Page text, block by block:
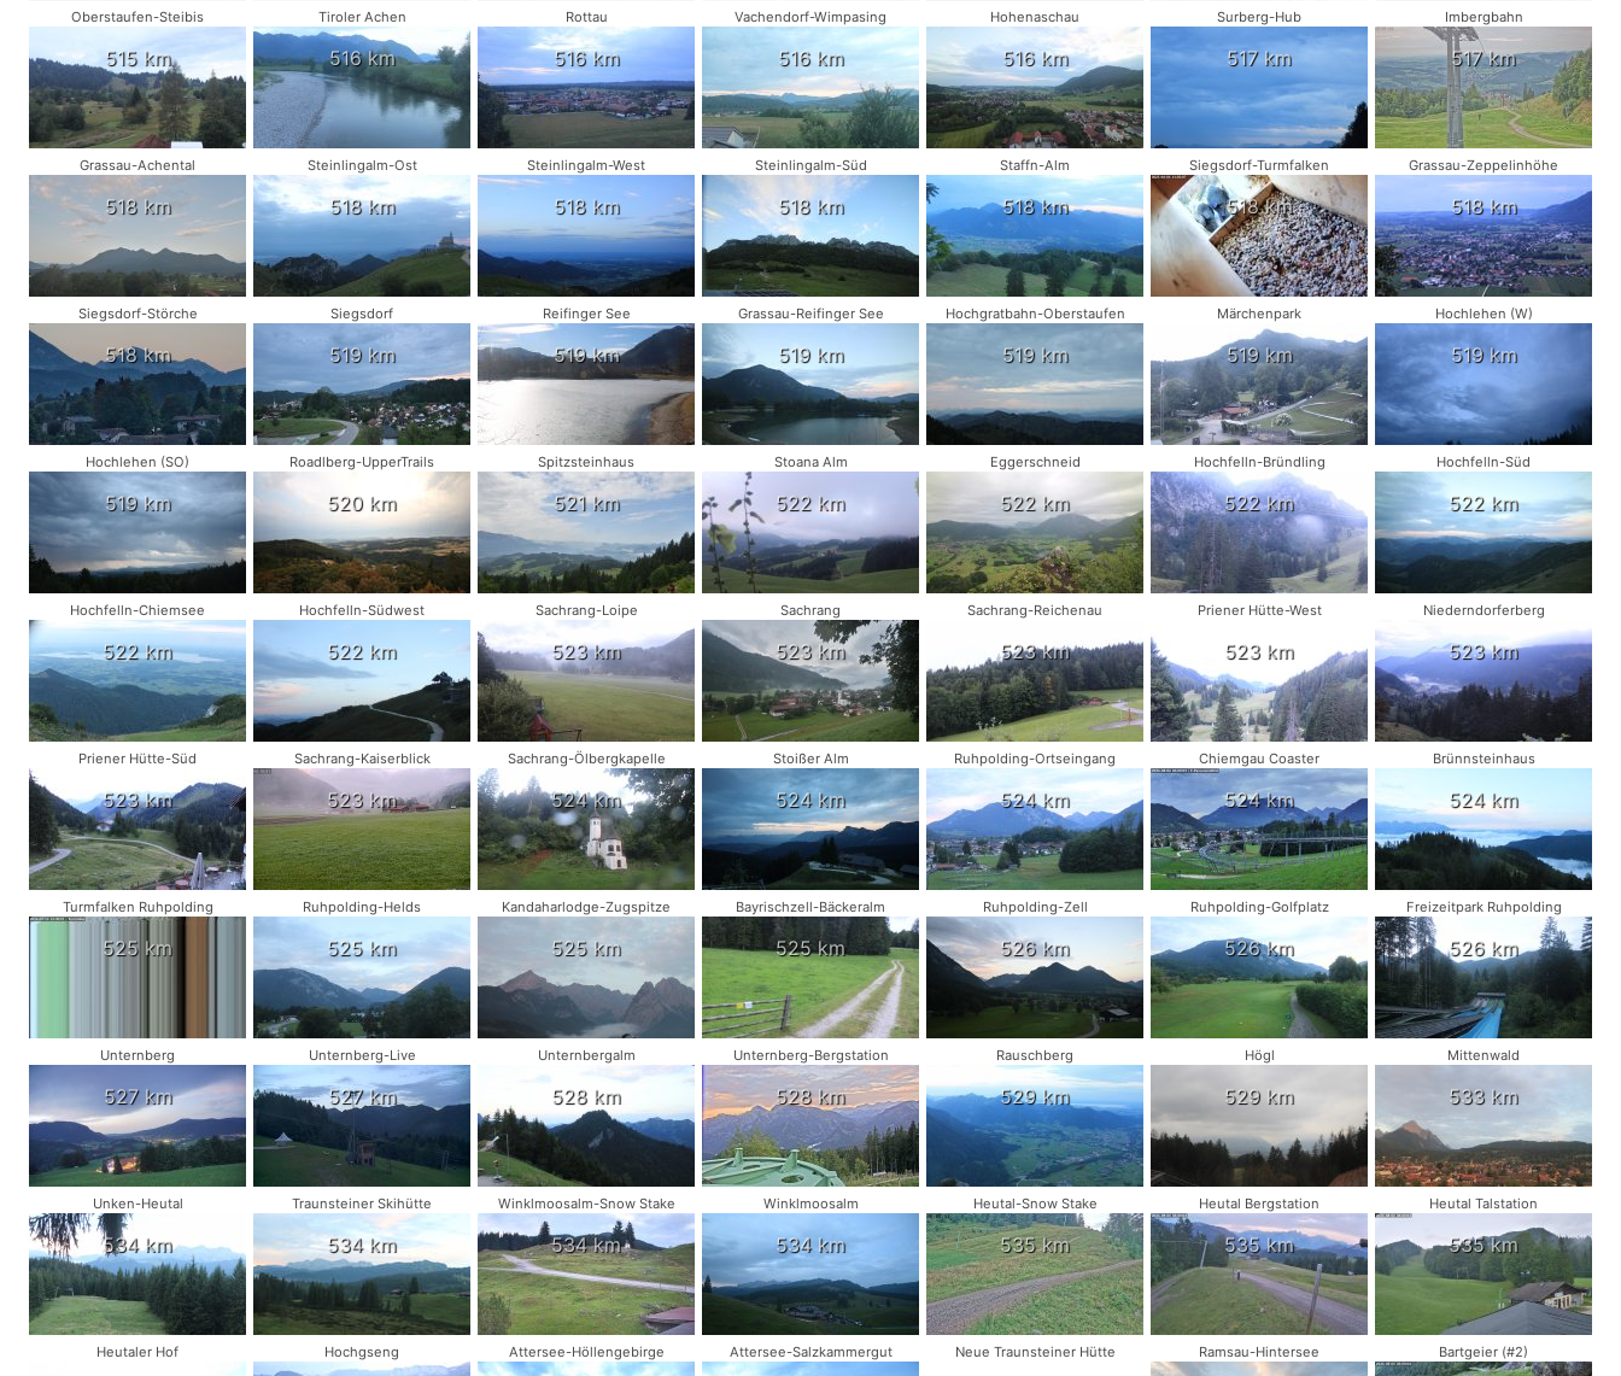
Oberstaufen-Steibis
515 km
Tiroler Achen
516 km
Rottau
516 km
Vachendorf-Wimpasing
516 km
Hohenaschau
516 km
Surberg-Hub
517 km
Imbergbahn
517 km
Grassau-Achental
518 km
Steinlingalm-Ost
518 km
Steinlingalm-West
518 km
Steinlingalm-Süd
518 km
Staffn-Alm
518 km
Siegsdorf-Turmfalken
518 km
Grassau-Zeppelinhöhe
518 km
Siegsdorf-Störche
518 km
Siegsdorf
519 km
Reifinger See
519 km
Grassau-Reifinger See
519 km
Hochgratbahn-Oberstaufen
519 km
Märchenpark
519 km
Hochlehen (W)
519 km
Hochlehen (SO)
519 km
Roadlberg-UpperTrails
520 km
Spitzsteinhaus
521 km
Stoana Alm
522 km
Eggerschneid
522 km
Hochfelln-Bründling
522 km
Hochfelln-Süd
522 km
Hochfelln-Chiemsee
522 km
Hochfelln-Südwest
522 km
Sachrang-Loipe
523 km
Sachrang
523 km
Sachrang-Reichenau
523 km
Priener Hütte-West
523 km
Niederndorferberg
523 km
Priener Hütte-Süd
523 km
Sachrang-Kaiserblick
523 km
Sachrang-Ölbergkapelle
524 km
Stoißer Alm
524 km
Ruhpolding-Ortseingang
524 km
Chiemgau Coaster
524 km
Brünnsteinhaus
524 km
Turmfalken Ruhpolding
525 km
Ruhpolding-Helds
525 km
Kandaharlodge-Zugspitze
525 km
Bayrischzell-Bäckeralm
525 km
Ruhpolding-Zell
526 km
Ruhpolding-Golfplatz
526 km
Freizeitpark Ruhpolding
526 km
Unternberg
527 km
Unternberg-Live
527 km
Unternbergalm
528 km
Unternberg-Bergstation
528 km
Rauschberg
529 km
Högl
529 km
Mittenwald
533 km
Unken-Heutal
534 km
Traunsteiner Skihütte
534 km
Winklmoosalm-Snow Stake
534 km
Winklmoosalm
534 km
Heutal-Snow Stake
535 km
Heutal Bergstation
535 km
Heutal Talstation
535 km
Heutaler Hof Hochgseng Attersee-Höllengebirge Attersee-Salzkammergut Neue Traunsteiner Hütte Ramsau-Hintersee Bartgeier (#2)